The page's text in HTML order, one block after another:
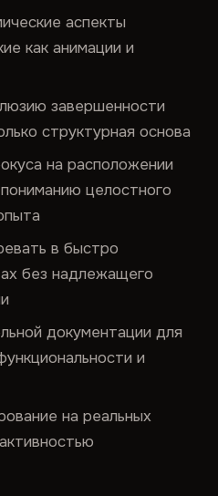
аспекты
как анимации и
завершенности
структурная основа
на расположении
целостного
в быстро
без надлежащего
документации для
и
на реальных